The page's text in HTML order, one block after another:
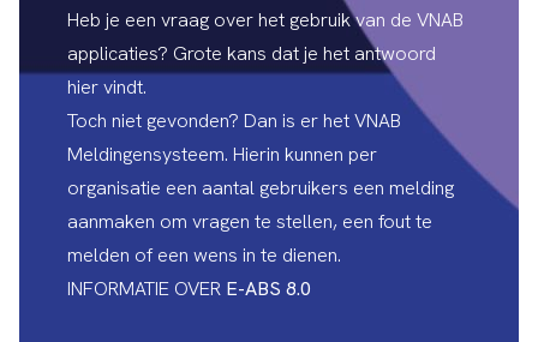
Heb je een vraag over het gebruik van de VNAB
applicaties? Grote kans dat je het antwoord
hier vindt.
Toch niet gevonden? Dan is er hetVNAB
Meldingensysteem. Hierin kunnen per
organisatie een aantal gebruikers een melding
aanmaken om vragen te stellen, een fout te
melden of een wens in te dienen.
INFORMATIE OVER E-ABS 8.0